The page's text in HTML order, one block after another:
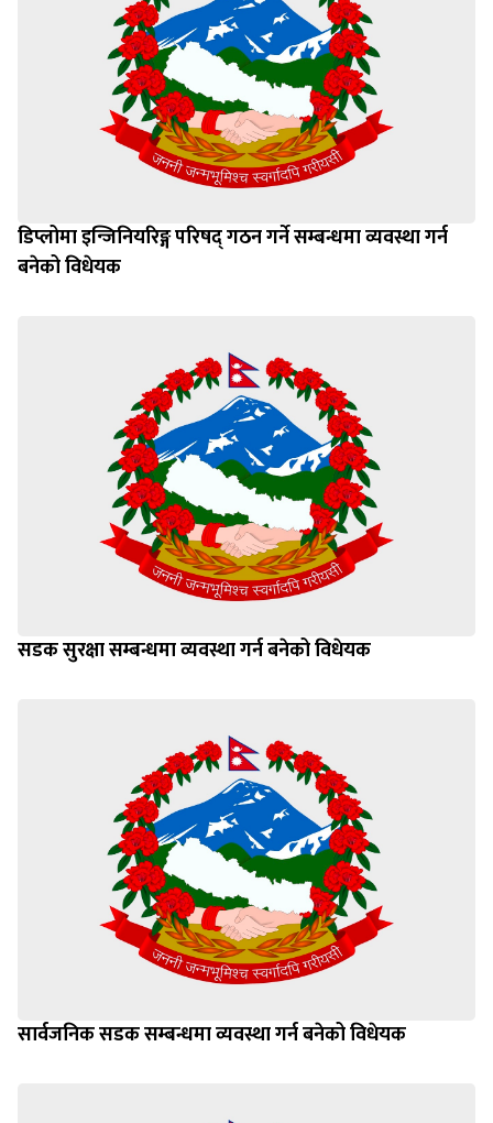
डिप्लोमा इन्जिनियरिङ्ग परिषद् गठन गर्ने सम्बन्धमा व्यवस्था गर्न
बनेको विधेयक
सडक सुरक्षा सम्बन्धमा व्यवस्था गर्न बनेको विधेयक
सार्वजनिक सडक सम्बन्धमा व्यवस्था गर्न बनेको विधेयक